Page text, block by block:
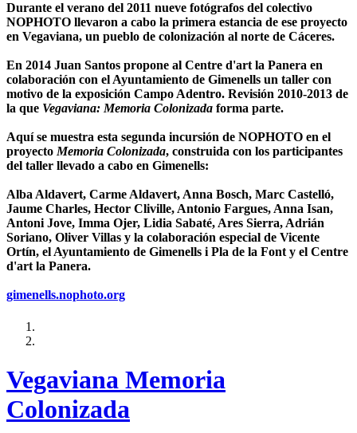
Durante el verano del 2011 nueve fotógrafos del colectivo
NOPHOTO llevaron a cabo la primera estancia de ese proyecto
en Vegaviana, un pueblo de colonización al norte de Cáceres.
En 2014 Juan Santos propone al Centre d'art la Panera en
colaboración con el Ayuntamiento de Gimenells un taller con
motivo de la exposición Campo Adentro. Revisión 2010-2013 de
la que Vegaviana: Memoria Colonizada forma parte.
Aquí se muestra esta segunda incursión de NOPHOTO en el
proyecto Memoria Colonizada, construida con los participantes
del taller llevado a cabo en Gimenells:
Alba Aldavert, Carme Aldavert, Anna Bosch, Marc Castelló,
Jaume Charles, Hector Cliville, Antonio Fargues, Anna Isan,
Antoni Jove, Imma Ojer, Lidia Sabaté, Ares Sierra, Adrián
Soriano, Oliver Villas y la colaboración especial de Vicente
Ortín, el Ayuntamiento de Gimenells i Pla de la Font y el Centre
d'art la Panera.
gimenells.nophoto.org
Vegaviana Memoria
Colonizada